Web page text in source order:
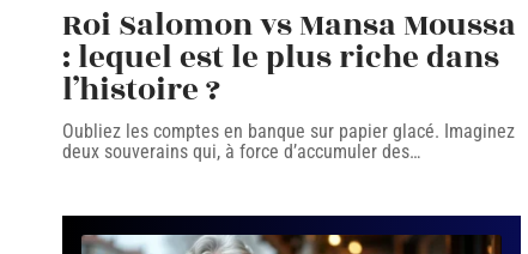
Roi Salomon vs Mansa Moussa
: lequel est le plus riche dans
l’histoire ?
Oubliez les comptes en banque sur papier glacé. Imaginez
deux souverains qui, à force d’accumuler des…